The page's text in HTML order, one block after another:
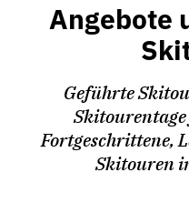
Angebote
Geführte
Fortgeschrittene,
Skitouren